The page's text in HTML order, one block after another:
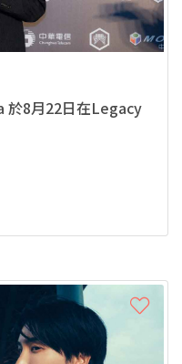
於8月22日在Legacy